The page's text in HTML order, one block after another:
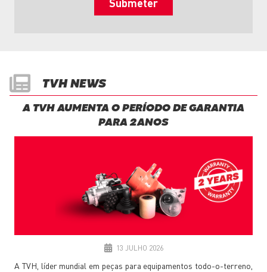
TVH NEWS
A TVH AUMENTA O PERÍODO DE GARANTIA
PARA 2 ANOS
13 JULHO 2026
A TVH, líder mundial em peças para equipamentos todo-o-terreno,